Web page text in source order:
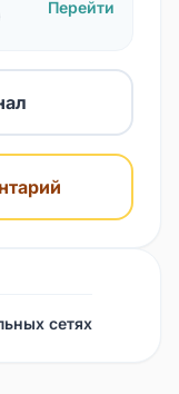
Перейти
сетях